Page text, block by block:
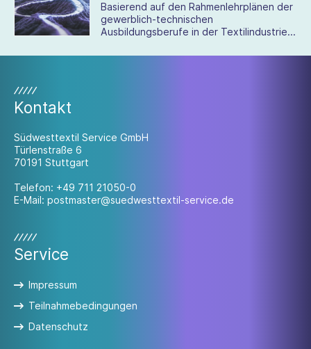
Basierend auf den Rahmenlehrplänen der
gewerblich-technischen
Ausbildungsberufe in der Textilindustrie
Textilunternehmen Qualifizierungsmodule
Kontakt
Südwesttextil Service GmbH
Türlenstraße 6
70191 Stuttgart
Telefon: +49 711 21050-0
E-Mail: postmaster@suedwesttextil-service.de
Service
Impressum
Teilnahmebedingungen
Datenschutz